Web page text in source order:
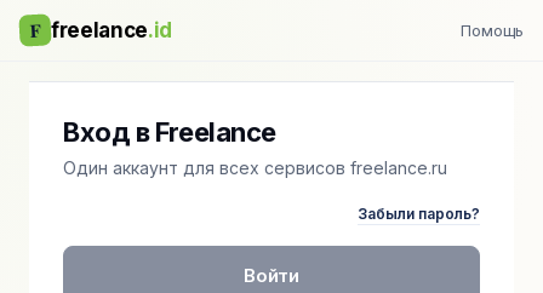
F freelance.id Помощь
Вход в Freelance
Один аккаунт для всех сервисов freelance.ru
Забыли пароль?
Войти